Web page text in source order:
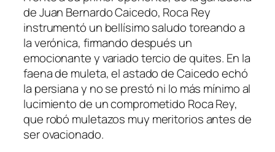
de Juan Bernardo Caicedo, Roca Rey
instrumentó un bellísimo saludo toreando a
la verónica, firmando después un
emocionante y variado tercio de quites. En la
faena de muleta, el astado de Caicedo echó
la persiana y no se prestó ni lo más mínimo al
lucimiento de un comprometido Roca Rey,
que robó muletazos muy meritorios antes de
ser ovacionado.